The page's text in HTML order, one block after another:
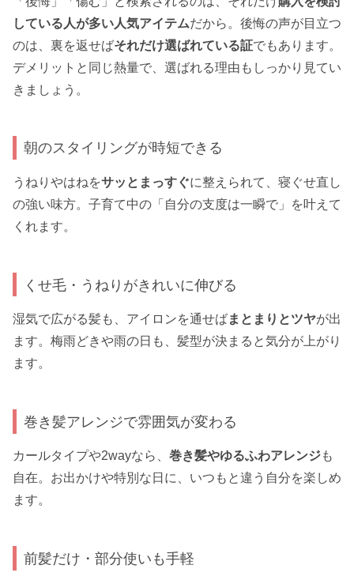
している人が多い人気アイテムだから。後悔の声が目立つ
のは、裏を返せばそれだけ選ばれている証でもあります。
デメリットと同じ熱量で、選ばれる理由もしっかり見てい
きましょう。
朝のスタイリングが時短できる
うねりやはねをサッとまっすぐに整えられて、寝ぐせ直し
の強い味方。子育て中の「自分の支度は一瞬で」を叶えて
くれます。
くせ毛・うねりがきれいに伸びる
湿気で広がる髪も、アイロンを通せばまとまりとツヤが出
ます。梅雨どきや雨の日も、髪型が決まると気分が上がり
ます。
巻き髪アレンジで雰囲気が変わる
カールタイプや2wayなら、 巻き髪やゆるふわアレンジも
自在。お出かけや特別な日に、いつもと違う自分を楽しめ
ます。
前髪だけ・部分使いも手軽